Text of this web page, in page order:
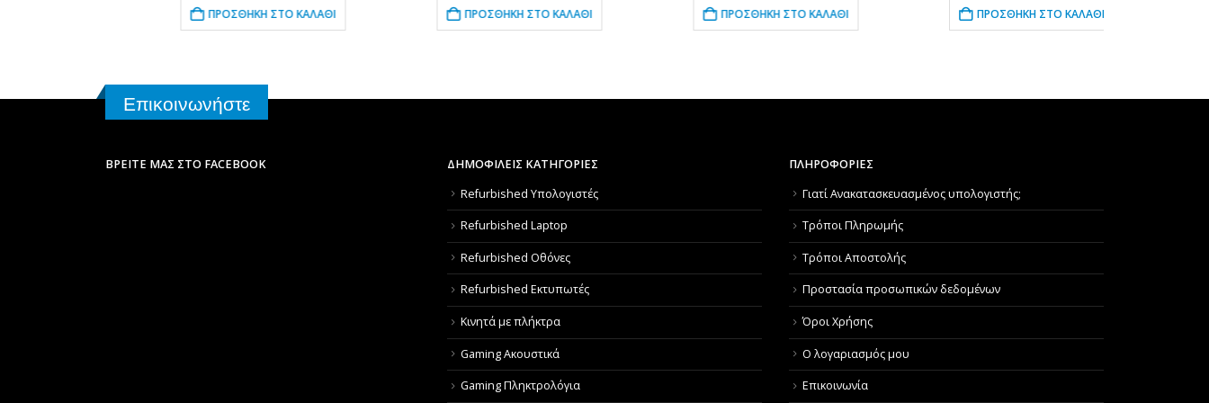
ΠΡΟΣΘΉΚΗ ΣΤΟ ΚΑΛΆΘΙ ΠΡΟΣΘΉΚΗ ΣΤΟ ΚΑΛΆΘΙ ΠΡΟΣΘΉΚΗ ΣΤΟ ΚΑΛΆΘΙ ΠΡΟΣΘΉΚΗ ΣΤΟ ΚΑΛΆΘΙ
Επικοινωνήστε
ΒΡΕΊΤΕ ΜΑΣ ΣΤΟ FACEBOOK
ΔΗΜΟΦΙΛΕΙΣ ΚΑΤΗΓΟΡΙΕΣ
Refurbished Υπολογιστές
Refurbished Laptop
Refurbished Οθόνες
Refurbished Εκτυπωτές
Κινητά με πλήκτρα
Gaming Ακουστικά
Gaming Πληκτρολόγια
ΠΛΗΡΟΦΟΡΙΕΣ
Γιατί Aνακατασκευασμένος υπολογιστής;
Τρόποι Πληρωμής
Τρόποι Αποστολής
Προστασία προσωπικών δεδομένων
Όροι Χρήσης
Ο λογαριασμός μου
Επικοινωνία